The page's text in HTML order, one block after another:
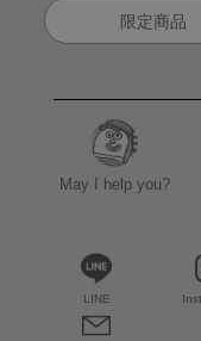
限定商品
May I help you?
LINE